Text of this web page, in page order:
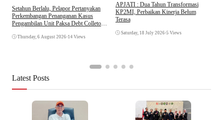
Setahun Berlalu, Pelapor Pertanyakan
Perkembangan Penanganan Kasus
Pengambilan Unit Paksa Debt Colletor
Thursday, 6 August 2026•14 Views
APJATI : Dua Tahun Transformasi
KP2MI, Perbaikan Kinerja Belum
Terasa
Saturday, 18 July 2026•5 Views
Latest Posts